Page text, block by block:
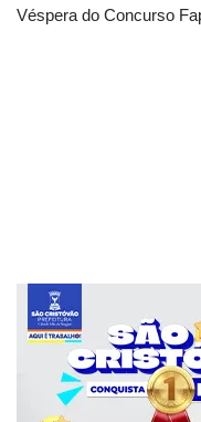
Véspera do Concurso